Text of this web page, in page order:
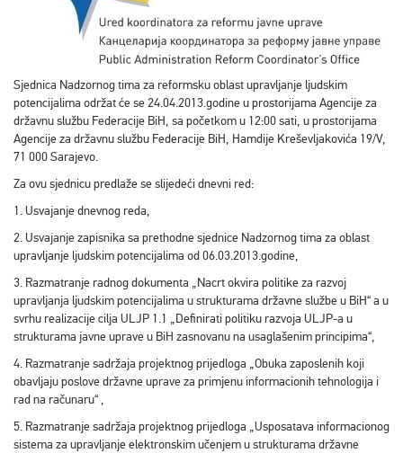
Sjednica Nadzornog tima za reformsku oblast upravljanje ljudskim
potencijalima održat će se 24.04.2013.godine u prostorijama Agencije za
državnu službu Federacije BiH, sa početkom u 12:00 sati, u prostorijama
Agencije za državnu službu Federacije BiH, Hamdije Kreševljakovića 19/V,
71 000 Sarajevo.
Za ovu sjednicu predlaže se slijedeći dnevni red:
1. Usvajanje dnevnog reda,
2. Usvajanje zapisnika sa prethodne sjednice Nadzornog tima za oblast
upravljanje ljudskim potencijalima od 06.03.2013.godine,
3. Razmatranje radnog dokumenta „Nacrt okvira politike za razvoj
upravljanja ljudskim potencijalima u strukturama državne službe u BiH“ a u
svrhu realizacije cilja ULJP 1.1 „Definirati politiku razvoja ULJP-a u
strukturama javne uprave u BiH zasnovanu na usaglašenim principima“,
4. Razmatranje sadržaja projektnog prijedloga „Obuka zaposlenih koji
obavljaju poslove državne uprave za primjenu informacionih tehnologija i
rad na računaru“ ,
5. Razmatranje sadržaja projektnog prijedloga „Usposatava informacionog
sistema za upravljanje elektronskim učenjem u strukturama državne